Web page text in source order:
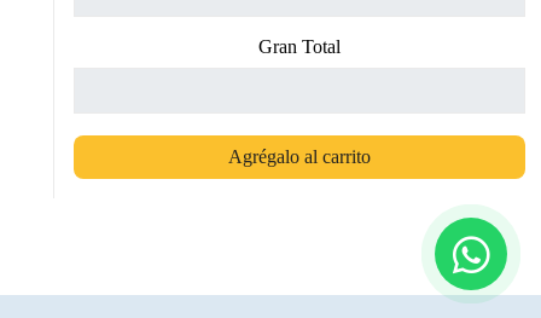
Gran Total
Agrégalo al carrito